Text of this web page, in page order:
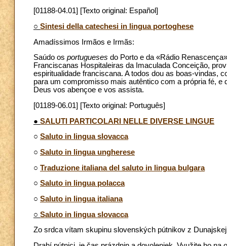
[01188-04.01] [Texto original: Español]
○ Sintesi della catechesi in lingua portoghese
Amadíssimos Irmãos e Irmãs:
Saúdo os portugueses do Porto e da «Rádio
Franciscanas Hospitaleiras da Imaculada Conceição,
espiritualidade franciscana. A todos dou as boas-vindas,
para um compromisso mais autêntico com a própria fé,
Deus vos abençoe e vos assista.
[01189-06.01] [Texto original: Português]
● SALUTI PARTICOLARI NELLE DIVERSE LINGUE
○ Saluto in lingua slovacca
○ Saluto in lingua ungherese
○ Traduzione italiana del saluto in lingua bulgara
○ Saluto in lingua polacca
○ Saluto in lingua italiana
○ Saluto in lingua slovacca
Zo srdca vítam skupinu slovenských pútnikov z